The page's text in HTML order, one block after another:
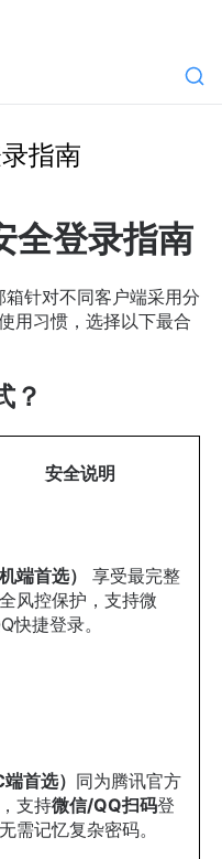
指南
全登录指南
针对不同客户端采用分
用习惯，选择以下最合
？
安全说明
端首选）
​ 享受最完整
风控保护，支持微
快捷登录。
端首选） 同为腾讯官方
支持微信/QQ扫码登
需记忆复杂密码。